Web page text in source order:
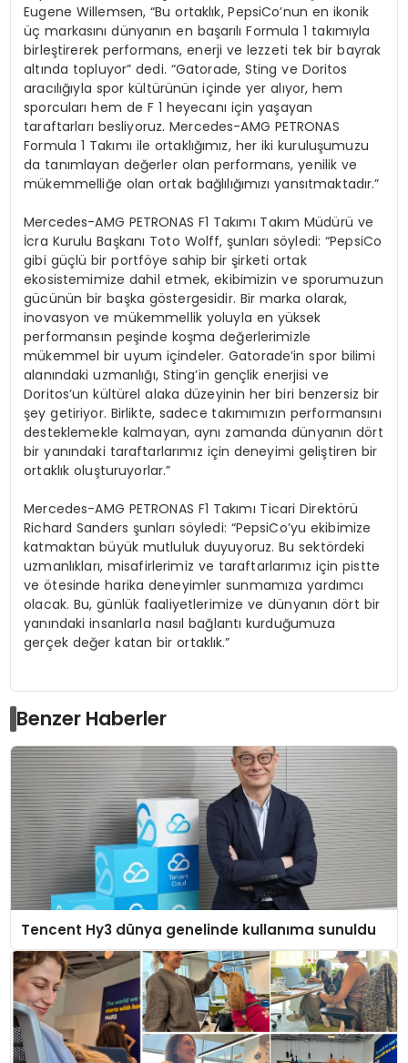
Eugene Willemsen, “Bu ortaklık, PepsiCo’nun en ikonik
üç markasını dünyanın en başarılı Formula 1 takımıyla
birleştirerek performans, enerji ve lezzeti tek bir bayrak
altında topluyor” dedi. “Gatorade, Sting ve Doritos
aracılığıyla spor kültürünün içinde yer alıyor, hem
sporcuları hem de F 1 heyecanı için yaşayan
taraftarları besliyoruz. Mercedes-AMG PETRONAS
Formula 1 Takımı ile ortaklığımız, her iki kuruluşumuzu
da tanımlayan değerler olan performans, yenilik ve
mükemmelliğe olan ortak bağlılığımızı yansıtmaktadır.”
Mercedes-AMG PETRONAS F1 Takımı Takım Müdürü ve
İcra Kurulu Başkanı Toto Wolff, şunları söyledi: “PepsiCo
gibi güçlü bir portföye sahip bir şirketi ortak
ekosistemimize dahil etmek, ekibimizin ve sporumuzun
gücünün bir başka göstergesidir. Bir marka olarak,
inovasyon ve mükemmellik yoluyla en yüksek
performansın peşinde koşma değerlerimizle
mükemmel bir uyum içindeler. Gatorade’in spor bilimi
alanındaki uzmanlığı, Sting’in gençlik enerjisi ve
Doritos’un kültürel alaka düzeyinin her biri benzersiz bir
şey getiriyor. Birlikte, sadece takımımızın performansını
desteklemekle kalmayan, aynı zamanda dünyanın dört
bir yanındaki taraftarlarımız için deneyimi geliştiren bir
ortaklık oluşturuyorlar.”
Mercedes-AMG PETRONAS F1 Takımı Ticari Direktörü
Richard Sanders şunları söyledi: “PepsiCo’yu ekibimize
katmaktan büyük mutluluk duyuyoruz. Bu sektördeki
uzmanlıkları, misafirlerimiz ve taraftarlarımız için pistte
ve ötesinde harika deneyimler sunmamıza yardımcı
olacak. Bu, günlük faaliyetlerimize ve dünyanın dört bir
yanındaki insanlarla nasıl bağlantı kurduğumuza
gerçek değer katan bir ortaklık.”
Benzer Haberler
Tencent Hy3 dünya genelinde kullanıma sunuldu